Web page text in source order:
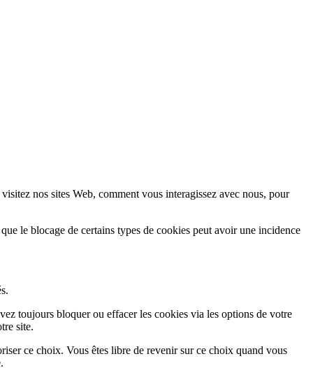
nos sites Web, comment vous interagissez avec nous, pour
le blocage de certains types de cookies peut avoir une incidence
toujours bloquer ou effacer les cookies via les options de votre
site.
ce choix. Vous êtes libre de revenir sur ce choix quand vous